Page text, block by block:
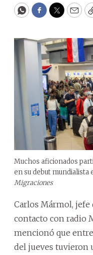
WhatsApp
Facebook
Twitter
Muchos aficionados
en su debut mundialista
Migraciones
Carlos Mármol,
contacto con radio
mencionó que
del jueves tuvieron